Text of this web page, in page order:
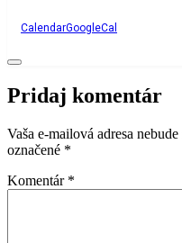
CalendarGoogleCal
Pridaj komentár
Vaša e-mailová adresa
označené *
Komentár *